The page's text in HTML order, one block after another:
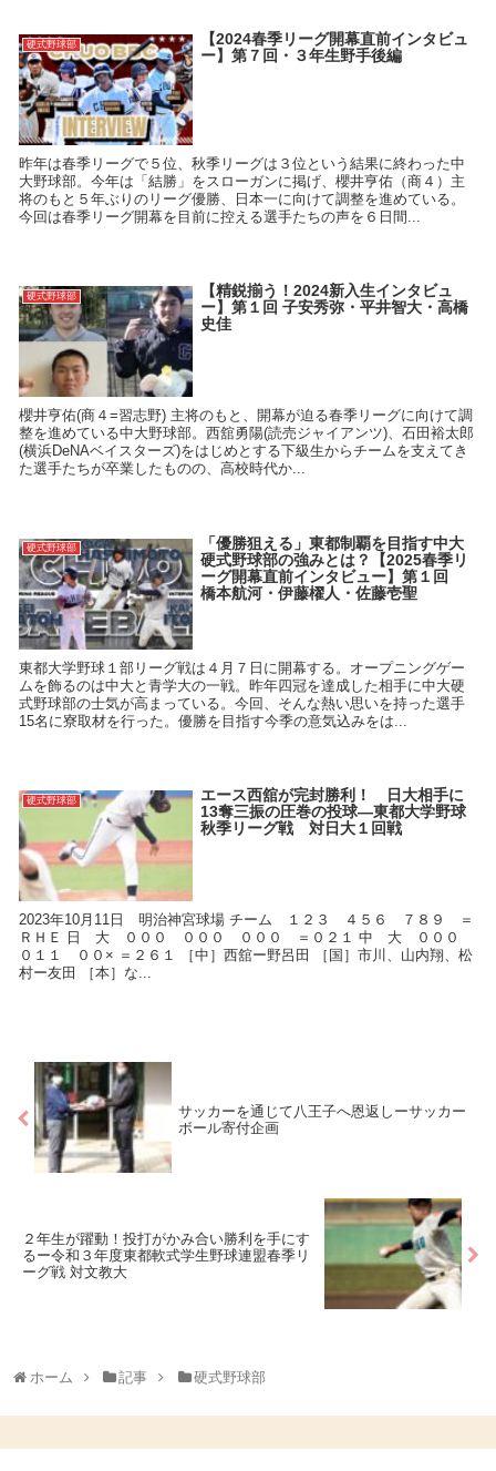
硬式野球部
【2024春季リーグ開幕直前インタビュ
ー】第７回・３年生野手後編
昨年は春季リーグで５位、秋季リーグは３位という結果に終わった中
大野球部。今年は「結勝」をスローガンに掲げ、櫻井亨佑（商４）主
将のもと５年ぶりのリーグ優勝、日本一に向けて調整を進めている。
今回は春季リーグ開幕を目前に控える選手たちの声を６日間...
硬式野球部
【精鋭揃う！2024新入生インタビュ
ー】第１回 子安秀弥・平井智大・高橋
史佳
櫻井亨佑(商４=習志野) 主将のもと、開幕が迫る春季リーグに向けて調
整を進めている中大野球部。西舘勇陽(読売ジャイアンツ)、石田裕太郎
(横浜DeNAベイスターズ)をはじめとする下級生からチームを支えてき
た選手たちが卒業したものの、高校時代か...
硬式野球部
「優勝狙える」東都制覇を目指す中大
硬式野球部の強みとは？【2025春季リ
ーグ開幕直前インタビュー】第１回
橋本航河・伊藤櫂人・佐藤壱聖
東都大学野球１部リーグ戦は４月７日に開幕する。オープニングゲー
ムを飾るのは中大と青学大の一戦。昨年四冠を達成した相手に中大硬
式野球部の士気が高まっている。今回、そんな熱い思いを持った選手
15名に寮取材を行った。優勝を目指す今季の意気込みをは...
硬式野球部
エース西舘が完封勝利！ 日大相手に
13奪三振の圧巻の投球―東都大学野球
秋季リーグ戦 対日大１回戦
2023年10月11日 明治神宮球場 チーム １２３ ４５６ ７８９ ＝
ＲＨＥ 日 大 ０００ ０００ ０００ ＝０２１ 中 大 ０００
０１１ ００× ＝２６１ ［中］西舘ー野呂田 ［国］市川、山内翔、松
村ー友田 ［本］な...
サッカーを通じて八王子へ恩返しーサッカー
ボール寄付企画
２年生が躍動！投打がかみ合い勝利を手にす
るー令和３年度東都軟式学生野球連盟春季リ
ーグ戦 対文教大
ホーム 記事 硬式野球部